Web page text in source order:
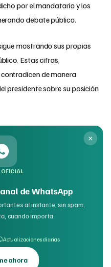
por el mandatario y los
debate público.
mostrando sus propias
Estas cifras,
de manera
presidente sobre su posición
de WhatsApp
al instante, sin spam.
cuando importa.
Actualizaciones diarias
ahora